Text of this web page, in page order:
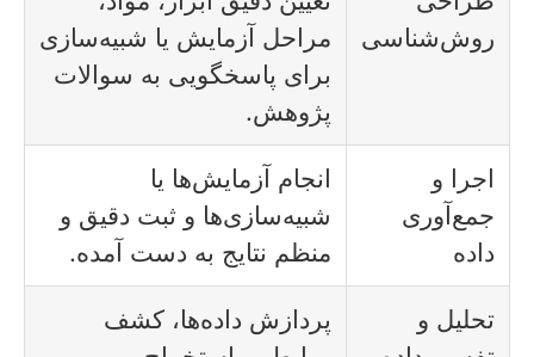
روش‌شناسی
مراحل آزمایش یا شبیه‌سازی
برای پاسخگویی به سوالات
پژوهش.
اجرا و
جمع‌آوری
داده
انجام آزمایش‌ها یا
شبیه‌سازی‌ها و ثبت دقیق و
منظم نتایج به دست آمده.
تحلیل و
پردازش داده‌ها، کشف